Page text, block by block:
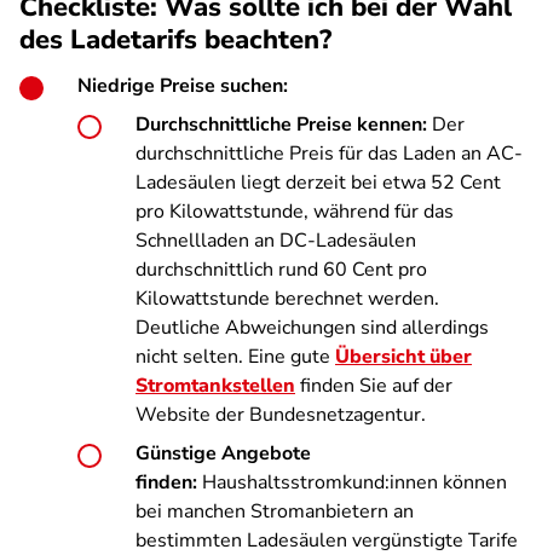
Checkliste: Was sollte ich bei der Wahl
des Ladetarifs beachten?
Niedrige Preise suchen:
Durchschnittliche Preise kennen: Der
durchschnittliche Preis für das Laden an AC-
Ladesäulen liegt derzeit bei etwa 52 Cent
pro Kilowattstunde, während für das
Schnellladen an DC-Ladesäulen
durchschnittlich rund 60 Cent pro
Kilowattstunde berechnet werden.
Deutliche Abweichungen sind allerdings
nicht selten. Eine gute Übersicht über
Stromtankstellen finden Sie auf der
Website der Bundesnetzagentur.
Günstige Angebote
finden: Haushaltsstromkund:innen können
bei manchen Stromanbietern an
bestimmten Ladesäulen vergünstigte Tarife